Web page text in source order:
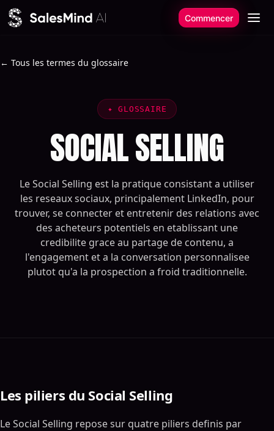
Aller au contenu
Commencer
← Tous les termes du glossaire
✦GLOSSAIRE
SOCIAL SELLING
Le Social Selling est la pratique consistant a utiliser
les reseaux sociaux, principalement LinkedIn, pour
trouver, se connecter et entretenir des relations avec
des acheteurs potentiels en etablissant une
credibilite grace au partage de contenu, a
l'engagement et a la conversation personnalisee
plutot qu'a la prospection a froid traditionnelle.
Les piliers du Social Selling
Le Social Selling repose sur quatre piliers definis par